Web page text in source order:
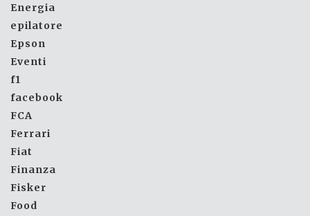
Energia
epilatore
Epson
Eventi
f1
facebook
FCA
Ferrari
Fiat
Finanza
Fisker
Food